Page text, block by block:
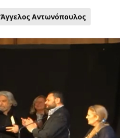
Άγγελος Αντωνόπουλος